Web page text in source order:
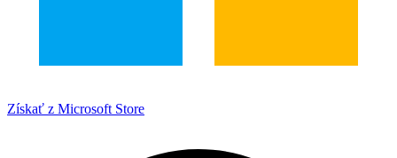
Získať z Microsoft Store